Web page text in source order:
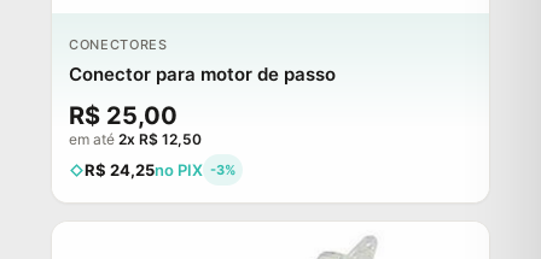
CONECTORES
Conector para motor de passo
R$ 25,00
em até 2x R$ 12,50
R$ 24,25no PIX -3%